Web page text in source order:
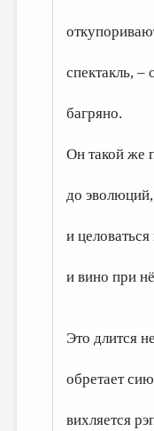
на
и
спектакль, –
багряно.
Он такой же
до
до
и
и
и вино при
«Дом
Это длится
что
обретает
и над
вихляется